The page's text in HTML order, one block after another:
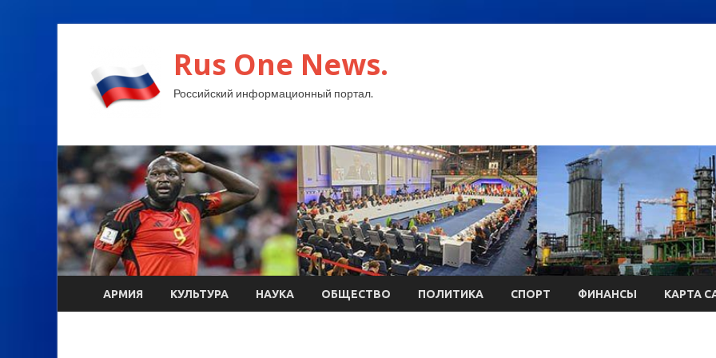
Rus One News.
Российский информационный портал.
АРМИЯ КУЛЬТУРА НАУКА ОБЩЕСТВО ПОЛИТИКА СПОРТ ФИНАНСЫ КАРТА